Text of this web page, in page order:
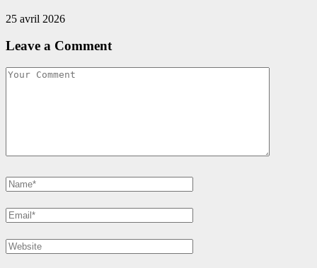
25 avril 2026
Leave a Comment